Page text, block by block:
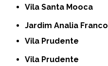
Vila Santa Mooca
Jardim Analia Franco
Vila Prudente
Vila Prudente